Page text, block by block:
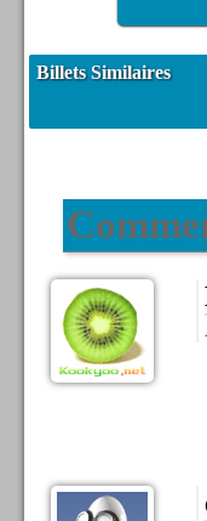
Billets Similaires